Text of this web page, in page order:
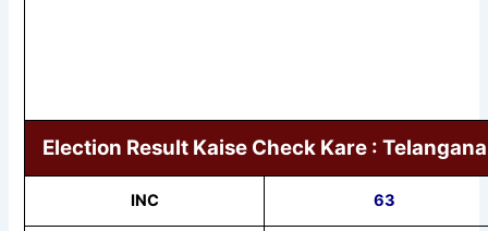
Election Result Kaise Check Kare : Telangana
INC 63